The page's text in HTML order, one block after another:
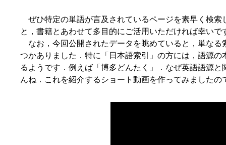
ぜひ特定の単語が言及されているページを素早く検索
と，書籍とあわせて多目的にご活用いただければ幸いで
なお，今回公開されたデータを眺めていると，単なる
つかありました．特に「日本語索引」の方には，語源
るようです．例えば「博多どんたく」．なぜ英語語源
んね．これを紹介するショート動画を作ってみましたの